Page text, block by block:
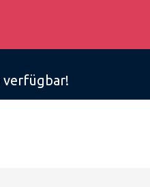
verfügbar!